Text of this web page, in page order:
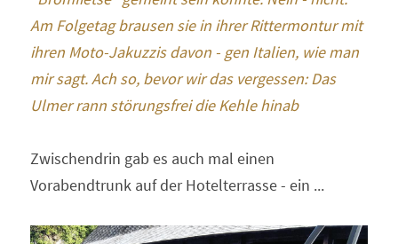
Am Folgetag brausen sie in ihrer Rittermontur mit
ihren Moto-Jakuzzis davon - gen Italien, wie man
mir sagt. Ach so, bevor wir das vergessen: Das
Ulmer rann störungsfrei die Kehle hinab
Zwischendrin gab es auch mal einen
Vorabendtrunk auf der Hotelterrasse - ein ...